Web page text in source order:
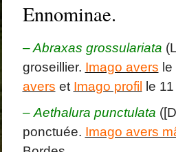
Ennominae.
– Abraxas grossulariata
groseillier. Imago avers
avers et Imago profil
le
– Aethalura punctulata
ponctuée. Imago avers